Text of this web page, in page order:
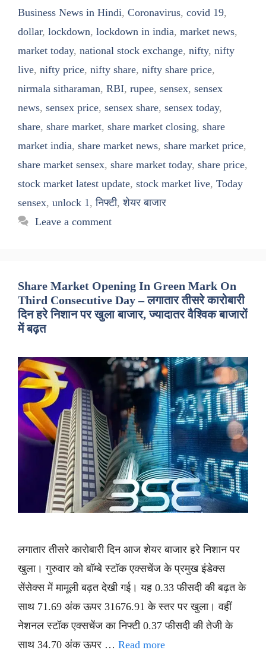
Business News in Hindi, Coronavirus, covid 19,
dollar, lockdown, lockdown in india, market news,
market today, national stock exchange, nifty, nifty
live, nifty price, nifty share, nifty share price,
nirmala sitharaman, RBI, rupee, sensex, sensex
news, sensex price, sensex share, sensex today,
share, share market, share market closing, share
market india, share market news, share market price,
share market sensex, share market today, share price,
stock market latest update, stock market live, Today
sensex, unlock 1 ,निफ्टी,शेयर बाजार
Leave a comment
Share Market Opening In Green Mark On
Third Consecutive Day – लगातार तीसरे कारोबारी
दिन हरे निशान पर खुला बाजार, ज्यादातर वैश्विक बाजारों
में बढ़त
लगातार तीसरे कारोबारी दिन आज शेयर बाजार हरे निशान पर
खुला। गुरुवार को बॉम्बे स्टॉक एक्सचेंज के प्रमुख इंडेक्स
सेंसेक्स में मामूली बढ़त देखी गई। यह 0.33 फीसदी की बढ़त के
साथ 71.69 अंक ऊपर 31676.91 के स्तर पर खुला। वहीं
नेशनल स्टॉक एक्सचेंज का निफ्टी 0.37 फीसदी की तेजी के
साथ 34.70 अंक ऊपर … Read more